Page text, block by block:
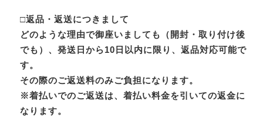
□返品・返送につきまして
どのような理由で御座いましても（開封・取り付け後
でも）、発送日から10日以内に限り、返品対応可能で
す。
その際のご返送料のみご負担になります。
※着払いでのご返送は、着払い料金を引いての返金に
なります。